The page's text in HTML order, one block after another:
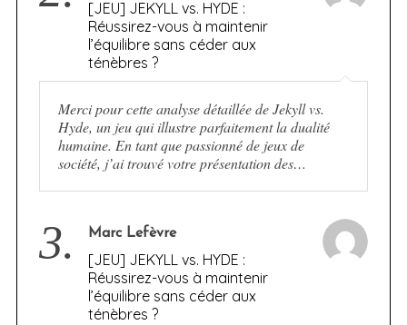
[JEU] JEKYLL vs. HYDE :
Réussirez-vous à maintenir
l’équilibre sans céder aux
ténèbres ?
Merci pour cette analyse détaillée de Jekyll vs.
Hyde, un jeu qui illustre parfaitement la dualité
humaine. En tant que passionné de jeux de
société, j’ai trouvé votre présentation des…
3. Marc Lefèvre
[JEU] JEKYLL vs. HYDE :
Réussirez-vous à maintenir
l’équilibre sans céder aux
ténèbres ?